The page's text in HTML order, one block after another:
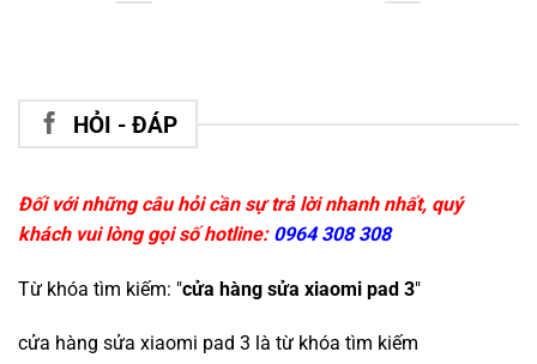
HỎI - ĐÁP
Đối với những câu hỏi cần sự trả lời nhanh nhất, quý
khách vui lòng gọi số hotline: 0964 308 308
Từ khóa tìm kiếm: "cửa hàng sửa xiaomi pad 3"
cửa hàng sửa xiaomi pad 3 là từ khóa tìm kiếm